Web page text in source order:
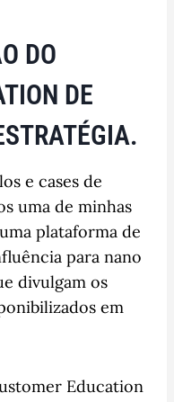
DO
DE
e cases de
uma de minhas
plataforma de
para nano
divulgam os
em
Education